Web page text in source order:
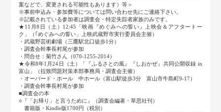
案などで、変更される可能性もあります）等＞
※事前申込み・参加費等については問い合わせ先にご連絡下さい。
※記載されている参加者は調査会・特定失踪者家族のみです。
★11月8日（土）12:45「映画『めぐみへの誓い』上映会＆アフタートー
ク」（｢めぐみへの誓い」上映武蔵野市実行委員会主催）
・武蔵野芸術劇場（三鷹駅北口徒歩1分）
・調査会幹事長村尾が参加
・問合せ：菊竹さん（070-1255-2014）
★令和8年1月24日（土）「『ふるさとの風』『しおかぜ』共同公開収録 in
富山」（拉致問題対策本部事務局・調査会主催）
・オーバード・ホール 中ホール（富山駅徒歩3分 富山市牛島町9-17）
・調査会幹事長村尾が参加
■調査会の本
○『「お帰り」と言うために』（調査会編著・草思社刊）
書籍版・Kindle版1700円（税別）